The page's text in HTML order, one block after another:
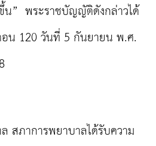
น” พระราชบัญญัติดังกล่าวได้
น 120 วันที่ 5 กันยายน พ.ศ.
ภาการพยาบาลได้รับความ